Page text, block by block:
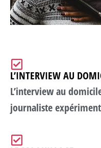
L’INTERVIEW AU
L’interview au
journaliste